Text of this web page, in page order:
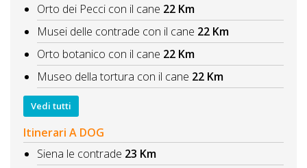
Orto dei Pecci con il cane 22 Km
Musei delle contrade con il cane 22 Km
Orto botanico con il cane 22 Km
Museo della tortura con il cane 22 Km
Vedi tutti
Itinerari A DOG
Siena le contrade 23 Km